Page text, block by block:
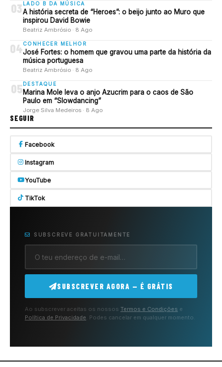
03 LADO B DA MÚSICA
A história secreta de “Heroes”: o beijo junto ao Muro que
inspirou David Bowie
Beatriz Ambrósio · 8 Ago
04CONHECER MELHOR
José Fortes: o homem que gravou uma parte da história da
música portuguesa
Beatriz Ambrósio · 8 Ago
05 DESTAQUE
Marina Mole leva o anjo Azucrim para o caos de São
Paulo em “Slowdancing”
Jorge Silva Medeiros · 8 Ago
SEGUIR
Facebook
Instagram
YouTube
TikTok
SUBSCREVE GRATUITAMENTE
SUBSCREVER AGORA — É GRÁTIS
Ao subscrever aceitas os nossos Termos e Condições e
Política de Privacidade. Podes cancelar em qualquer momento.